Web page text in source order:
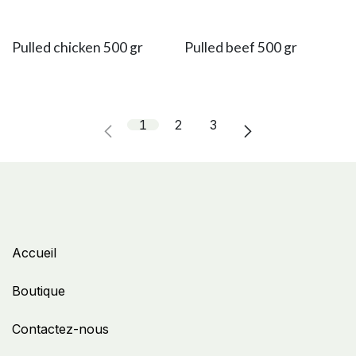
Pulled chicken 500 gr Pulled beef 500 gr
1 2 3
Accueil
Boutique
Contactez-nous